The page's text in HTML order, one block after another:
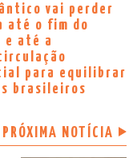
vai perder
até o fim do
e até a
para equilibrar
brasileiros
PRÓXIMA NOTÍCIA